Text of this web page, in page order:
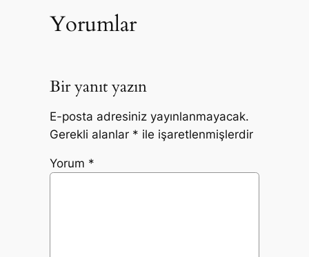
Yorumlar
Bir yanıt yazın
E-posta adresiniz yayınlanmayacak.
Gerekli alanlar * ile işaretlenmişlerdir
Yorum *